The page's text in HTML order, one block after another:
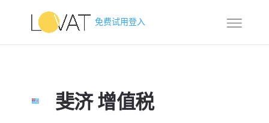
免费试用登入
斐济 增值税